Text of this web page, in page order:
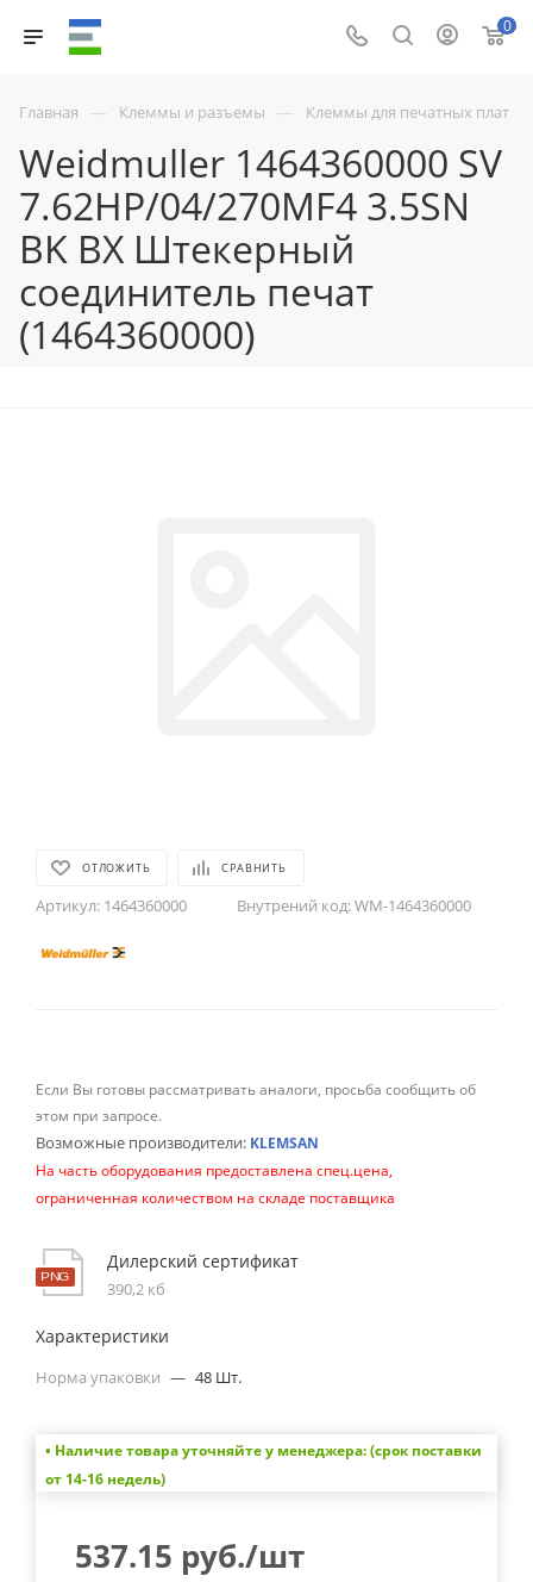
0
Главная — Клеммы и разъемы — Клеммы для печатных плат
Weidmuller 1464360000 SV
7.62HP/04/270MF4 3.5SN
BK BX Штекерный
соединитель печат
(1464360000)
ОТЛОЖИТЬ СРАВНИТЬ
Артикул: 1464360000 Внутрений код:WM-1464360000
Если Вы готовы рассматривать аналоги, просьба сообщить об
этом при запросе.
Возможные производители: KLEMSAN
На часть оборудования предоставлена спец.цена,
ограниченная количеством на складе поставщика
Дилерский сертификат
390,2 кб
Характеристики
Норма упаковки — 48 Шт.
• Наличие товара уточняйте у менеджера: (срок поставки
от 14-16 недель)
537.15 руб./шт